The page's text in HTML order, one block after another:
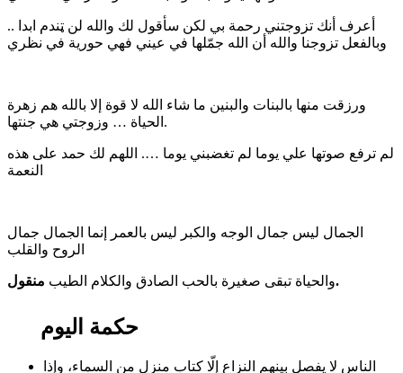
أعرف أنك تزوجتني رحمة بي لكن سأقول لك والله لن ټندم ابدا ..
وبالفعل تزوجنا والله أن الله جمّلها في عيني فهي حورية في نظري
‏ورزقت منها بالبنات والبنين ما شاء الله لا قوة إلا بالله هم زهرة
الحياة … وزوجتي هي جنتها.
لم ترفع صوتها علي يوما لم تغضبني يوما …. اللهم لك حمد على هذه
النعمة
‏الجمال ليس جمال الوجه والكبر ليس بالعمر إنما الجمال جمال
الروح والقلب
والحياة تبقى صغيرة بالحب الصادق والكلام الطيبمنقول.
حكمة اليوم
الناس لا يفصل بينهم النزاع إلّا كتاب منزل من السماء، وإذا